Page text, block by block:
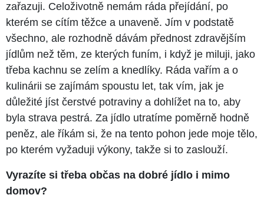
zařazuji. Celoživotně nemám ráda přejídání, po
kterém se cítím těžce a unaveně. Jím v podstatě
všechno, ale rozhodně dávám přednost zdravějším
jídlům než těm, ze kterých funím, i když je miluji, jako
třeba kachnu se zelím a knedlíky. Ráda vařím a o
kulinárii se zajímám spoustu let, tak vím, jak je
důležité jíst čerstvé potraviny a dohlížet na to, aby
byla strava pestrá. Za jídlo utratíme poměrně hodně
peněz, ale říkám si, že na tento pohon jede moje tělo,
po kterém vyžaduji výkony, takže si to zaslouží.
Vyrazíte si třeba občas na dobré jídlo i mimo
domov?